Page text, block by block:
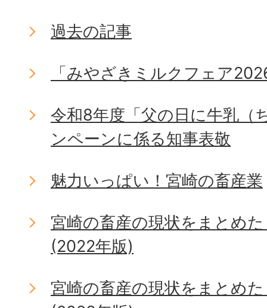
過去の記事
「みやざきミルクフェア
令和8年度「父の日に牛乳（
ンペーンに係る知事表敬
魅力いっぱい！宮崎の畜産業
宮崎の畜産の現状をまとめ
(2022年版)
宮崎の畜産の現状をまとめ